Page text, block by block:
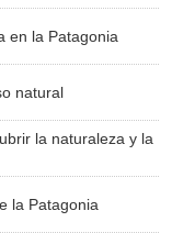
en la Patagonia
natural
la naturaleza y la
la Patagonia